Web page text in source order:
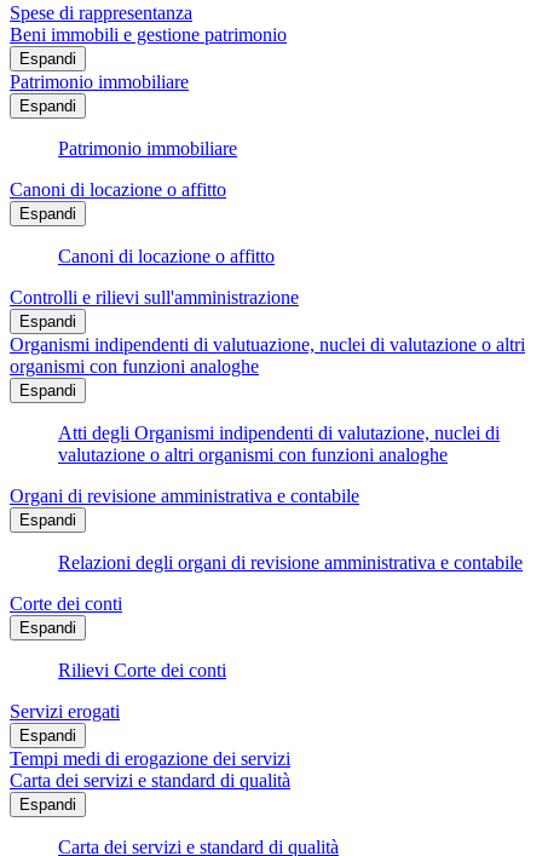
Spese di rappresentanza
Beni immobili e gestione patrimonio
Espandi
Patrimonio immobiliare
Espandi
Patrimonio immobiliare
Canoni di locazione o affitto
Espandi
Canoni di locazione o affitto
Controlli e rilievi sull'amministrazione
Espandi
Organismi indipendenti di valutuazione, nuclei di valutazione o altri
organismi con funzioni analoghe
Espandi
Atti degli Organismi indipendenti di valutazione, nuclei di
valutazione o altri organismi con funzioni analoghe
Organi di revisione amministrativa e contabile
Espandi
Relazioni degli organi di revisione amministrativa e contabile
Corte dei conti
Espandi
Rilievi Corte dei conti
Servizi erogati
Espandi
Tempi medi di erogazione dei servizi
Carta dei servizi e standard di qualità
Espandi
Carta dei servizi e standard di qualità